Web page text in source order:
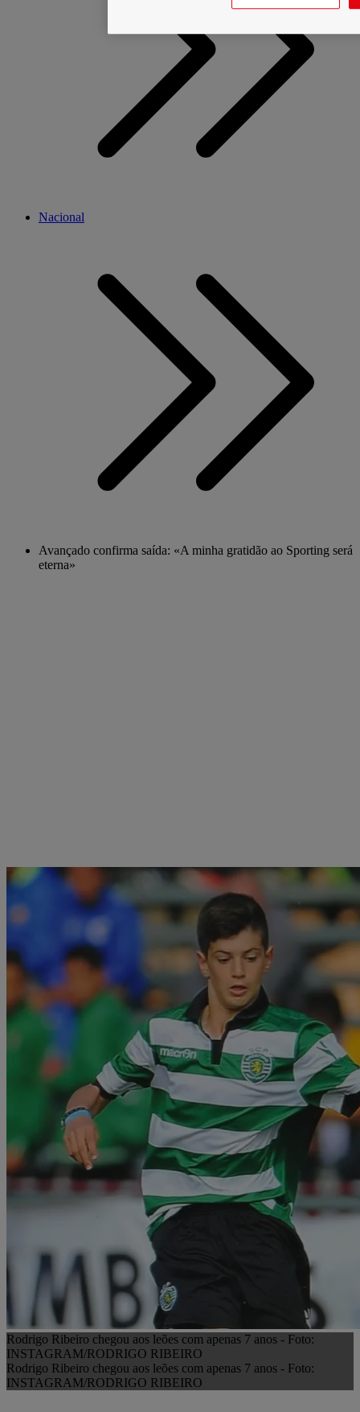
Nacional
Avançado confirma saída: «A minha gratidão ao Sporting será
eterna»
Rodrigo Ribeiro chegou aos leões com apenas 7 anos - Foto:
INSTAGRAM/RODRIGO RIBEIRO
Rodrigo Ribeiro chegou aos leões com apenas 7 anos - Foto:
INSTAGRAM/RODRIGO RIBEIRO